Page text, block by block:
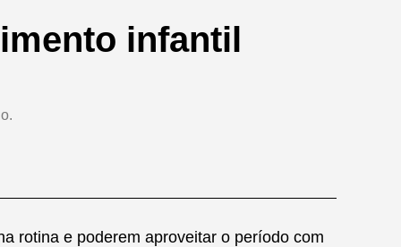
infantil
rotina e poderem aproveitar o período com